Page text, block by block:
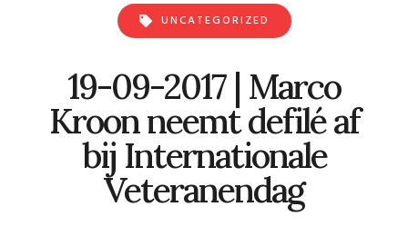
UNCATEGORIZED
19-09-2017 | Marco
Kroon neemt defilé af
bij Internationale
Veteranendag